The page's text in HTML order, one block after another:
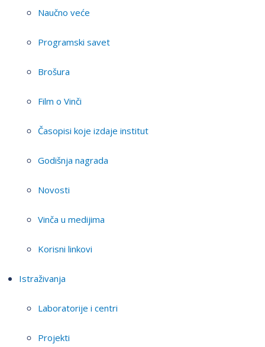
Naučno veće
Programski savet
Brošura
Film o Vinči
Časopisi koje izdaje institut
Godišnja nagrada
Novosti
Vinča u medijima
Korisni linkovi
Istraživanja
Laboratorije i centri
Projekti